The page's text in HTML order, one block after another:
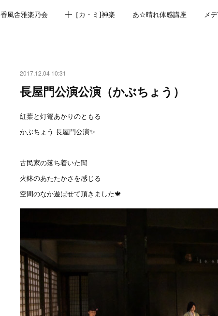
香風舎雅楽乃会 ╋［カ・ミ]神楽 あ☆晴れ体感講座 メ
2017.12.04 10:31
長屋門公演公演（かぶちょう）
紅葉と灯篭あかりのともる
かぶちょう 長屋門公演✨
古民家の落ち着いた闇
火鉢のあたたかさを感じる
空間のなか遊ばせて頂きました🍁